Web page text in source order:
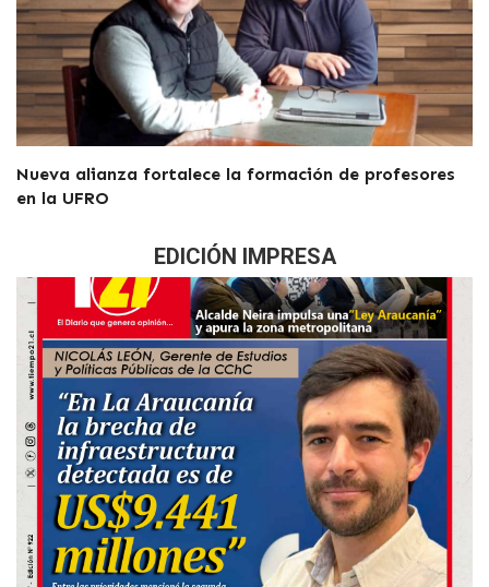
Nueva alianza fortalece la formación de profesores
en la UFRO
EDICIÓN IMPRESA